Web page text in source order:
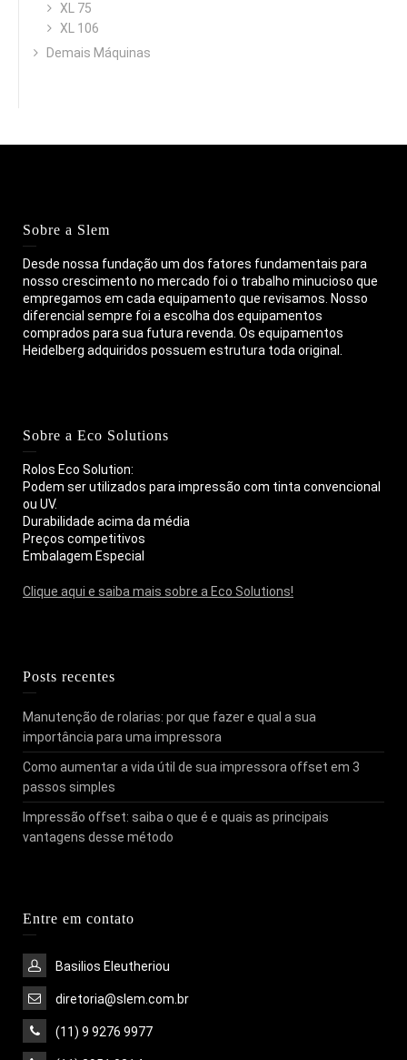
XL 75
XL 106
Demais Máquinas
Sobre a Slem
Desde nossa fundação um dos fatores fundamentais para
nosso crescimento no mercado foi o trabalho minucioso que
empregamos em cada equipamento que revisamos. Nosso
diferencial sempre foi a escolha dos equipamentos
comprados para sua futura revenda. Os equipamentos
Heidelberg adquiridos possuem estrutura toda original.
Sobre a Eco Solutions
Rolos Eco Solution:
Podem ser utilizados para impressão com tinta convencional
ou UV.
Durabilidade acima da média
Preços competitivos
Embalagem Especial
Clique aqui e saiba mais sobre a Eco Solutions!
Posts recentes
Manutenção de rolarias: por que fazer e qual a sua
importância para uma impressora
Como aumentar a vida útil de sua impressora offset em 3
passos simples
Impressão offset: saiba o que é e quais as principais
vantagens desse método
Entre em contato
Basilios Eleutheriou
diretoria@slem.com.br
(11) 9 9276 9977